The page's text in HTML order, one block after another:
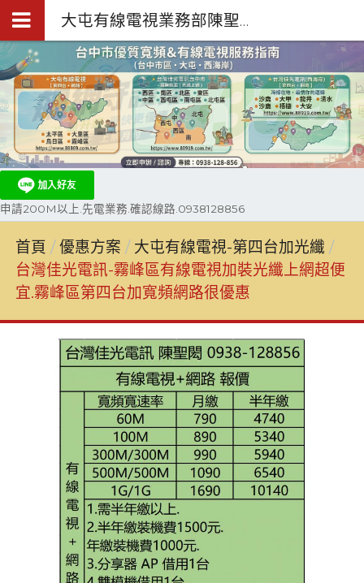
大屯有線電視業務部陳聖閎.台中第四台網路裝機0938-128-856
申請200M以上.先電業務.確認線路.0938128856
首頁 優惠方案
大屯有線電視-第四台加光纖
台灣佳光電訊-霧峰區有線電視加裝光纖上網超便
宜.霧峰區第四台加寬頻網路很優惠